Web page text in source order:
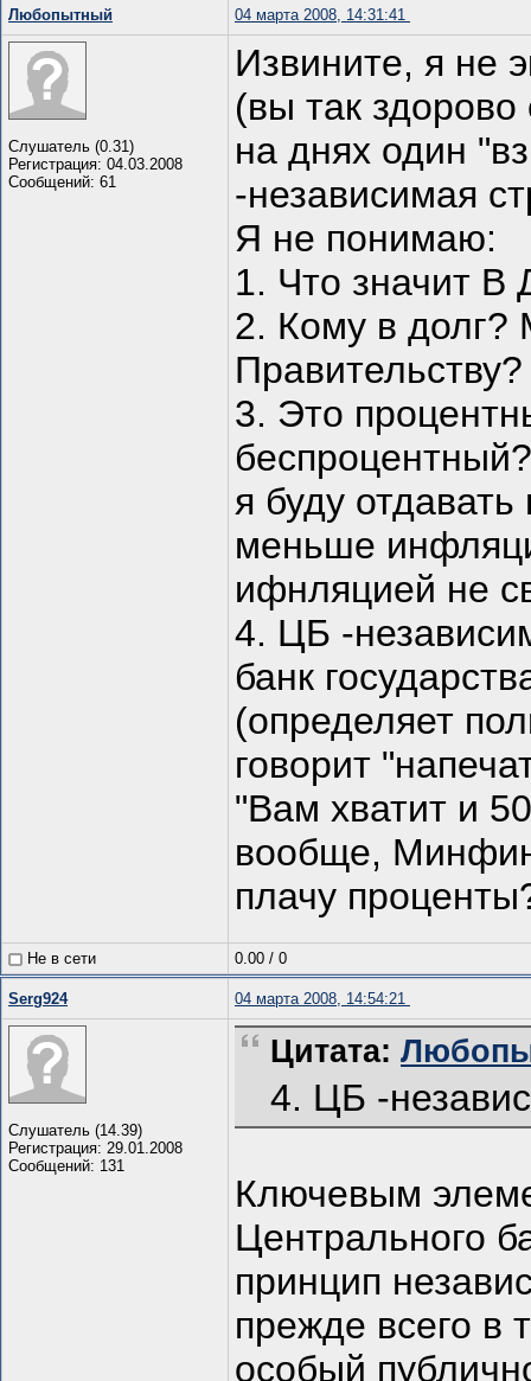
Любопытный 04 марта 2008, 14:31:41
Слушатель (0.31)
Регистрация: 04.03.2008
Сообщений: 61
Извините, я не
(вы так
на днях один
-независимая
Я не понимаю:
1. Что значит В
2. Кому в
Правительству?
3. Это
я буду
меньше
ифнляцией не
4. ЦБ -
банк
(определяет
говорит
"Вам хватит и
вообще,
плачу
Не в сети 0.00 / 0
Serg924 04 марта 2008, 14:54:21
Слушатель (14.39)
Регистрация: 29.01.2008
Сообщений: 131
Цитата:
4. ЦБ -
Ключевым
Центрального
принцип
прежде всего в
особый